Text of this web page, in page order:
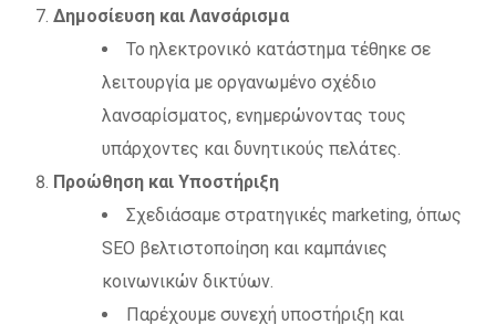
Δημοσίευση και Λανσάρισμα
Το ηλεκτρονικό κατάστημα τέθηκε σε
λειτουργία με οργανωμένο σχέδιο
λανσαρίσματος, ενημερώνοντας τους
υπάρχοντες και δυνητικούς πελάτες.
Προώθηση και Υποστήριξη
Σχεδιάσαμε στρατηγικές marketing, όπως
SEO βελτιστοποίηση και καμπάνιες
κοινωνικών δικτύων.
Παρέχουμε συνεχή υποστήριξη και